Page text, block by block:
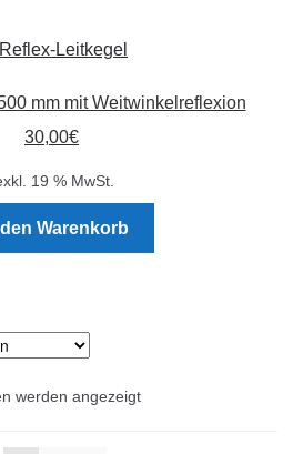
mm mit Weitwinkelreflexion
30,00€
19 % MwSt.
den Warenkorb
werden angezeigtNach